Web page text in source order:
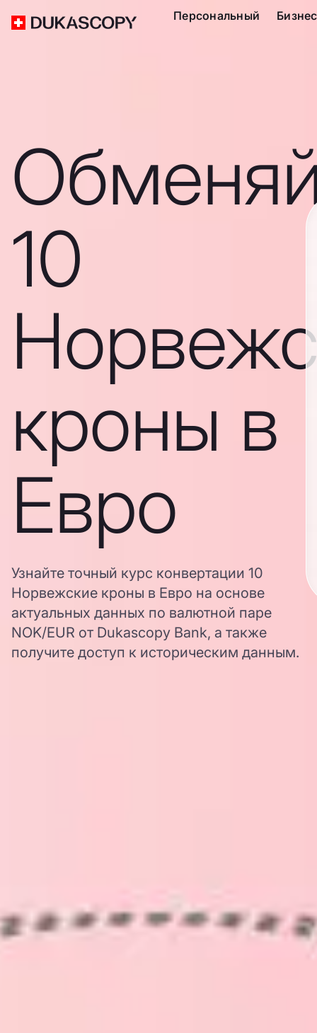
Персональный Бизнес
10
кроны в
Евро
Узнайте точный курс конвертации 10
Норвежские кроны в Евро на основе
актуальных данных по валютной паре
NOK/EUR от Dukascopy Bank, а также
получите доступ к историческим данным.